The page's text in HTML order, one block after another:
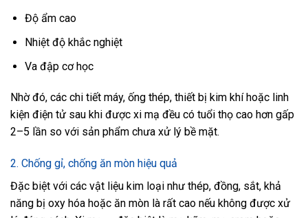
Độ ẩm cao
Nhiệt độ khắc nghiệt
Va đập cơ học
Nhờ đó, các chi tiết máy, ống thép, thiết bị kim khí hoặc linh
kiện điện tử sau khi được xi mạ đều có tuổi thọ cao hơn gấp
2–5 lần so với sản phẩm chưa xử lý bề mặt.
2. Chống gỉ, chống ăn mòn hiệu quả
Đặc biệt với các vật liệu kim loại như thép, đồng, sắt, khả
năng bị oxy hóa hoặc ăn mòn là rất cao nếu không được xử